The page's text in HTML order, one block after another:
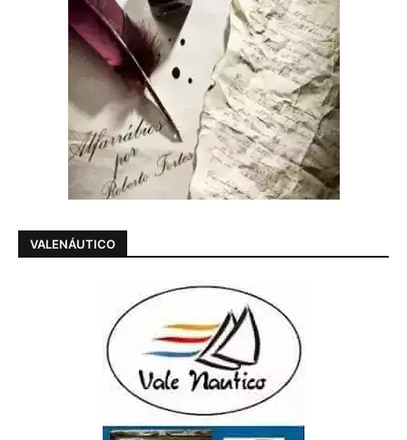
VALENÁUTICO